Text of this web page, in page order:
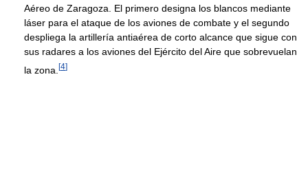
Aéreo de Zaragoza. El primero designa los blancos mediante
láser para el ataque de los aviones de combate y el segundo
despliega la artillería antiaérea de corto alcance que sigue con
sus radares a los aviones del Ejército del Aire que sobrevuelan
la zona. [4]